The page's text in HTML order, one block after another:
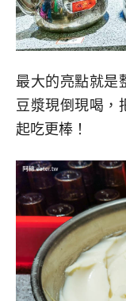
最大的亮點就是
豆漿現倒現喝，
起吃更棒！